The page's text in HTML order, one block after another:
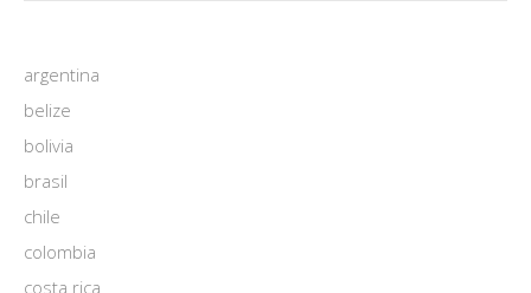
argentina
belize
bolivia
brasil
chile
colombia
costa rica